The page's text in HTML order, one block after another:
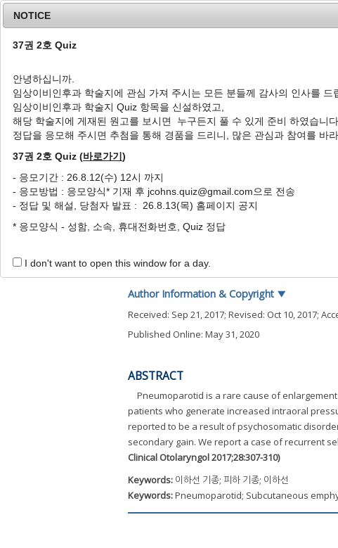
Home Journal Info
J Clin Otolaryngol Head Neck Surg2017;28(2): 307-
pISSN: 1225-0244, eISSN: 2713-833X
증례
재발성 자가유발성 이하선 기종 1예
권현근 김동조 전경명
A Case of Recurrent Self-
Hyun-Keun Kwon1
Author Information & Copyright ▼
Received: Sep 21, 2017; Revised: Oct 10, 2017;
Published Online: May 31, 2020
ABSTRACT
Pneumoparotid is a rare cause of
patients who generate increased intraoral
reported to be a result of psychosomatic
secondary gain. We report a case of recurrent
Clinical Otolaryngol 2017;28:307-310)
Keywords: 이하선 기종; 피하 기종; 이하선
Keywords:Pneumoparotid; Subcutaneous
NOTICE
37권 2호 Quiz
안녕하십니까.
임상이비인후과 학술지에 관심 가져 주시는 모든 분들께 감사의 인사를 드
임상이비인후과 학술지 Quiz 항목을 신설하였고,
해당 학술지에 게재된 원고를 보시면 누구든지 풀 수 있게 준비 하였습니
정답을 응모해 주시면 추첨을 통해 경품을 드리니, 많은 관심과 참여를 바
37권 2호 Quiz (바로가기)
- 응모기간 : 26.8.12(수) 12시 까지
- 응모방법 : 응모양식* 기재 후 jcohns.quiz@gmail.com으로 전송
- 정답 및 해설, 당첨자 발표 : 26.8.13(목) 홈페이지 공지
* 응모양식 - 성함, 소속, 휴대전화번호, Quiz 정답
I don't want to open this window for a day.